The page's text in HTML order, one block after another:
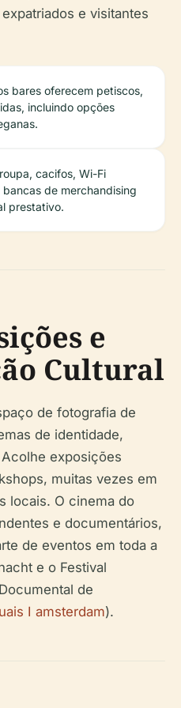
e visitantes
bares oferecem petiscos,
incluindo opções
cacifos, Wi-Fi
de merchandising
prestativo.
e
Cultural
de fotografia de
de identidade,
exposições
muitas vezes em
locais. O cinema do
e documentários,
de eventos em toda a
e o Festival
de
I amsterdam).